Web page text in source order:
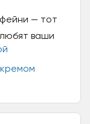
— тот
ваши
который